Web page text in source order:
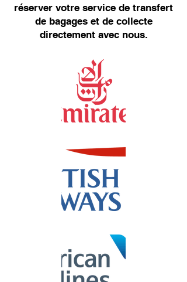
réserver votre service de transfert
de bagages et de collecte
directement avec nous.